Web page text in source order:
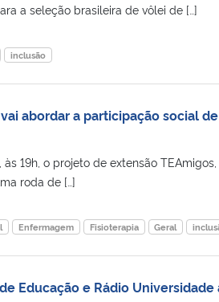
a seleção brasileira de vôlei de […]
inclusão
abordar a participação social
19h, o projeto de extensão
roda de […]
Enfermagem Fisioterapia Geral
Educação e Rádio